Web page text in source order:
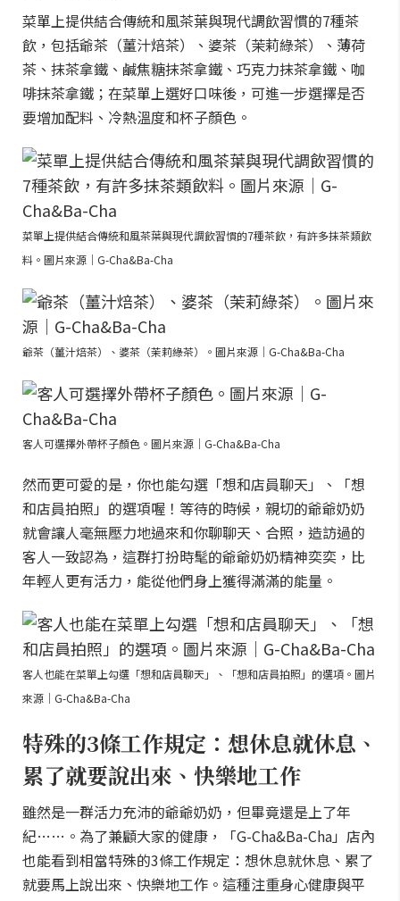
菜單上提供結合傳統和風茶葉與現代調飲習慣的7種茶
飲，包括爺茶（薑汁焙茶）、婆茶（茉莉綠茶）、薄荷
茶、抹茶拿鐵、鹹焦糖抹茶拿鐵、巧克力抹茶拿鐵、咖
啡抹茶拿鐵；在菜單上選好口味後，可進一步選擇是否
要增加配料、冷熱溫度和杯子顏色。
菜單上提供結合傳統和風茶葉與現代調飲習慣的7種茶飲，有許多抹茶類飲
料。圖片來源｜G-Cha&Ba-Cha
爺茶（薑汁焙茶）、婆茶（茉莉綠茶）。圖片來源｜G-Cha&Ba-Cha
客人可選擇外帶杯子顏色。圖片來源｜G-Cha&Ba-Cha
然而更可愛的是，你也能勾選「想和店員聊天」、「想
和店員拍照」的選項喔！等待的時候，親切的爺爺奶奶
就會讓人毫無壓力地過來和你聊聊天、合照，造訪過的
客人一致認為，這群打扮時髦的爺爺奶奶精神奕奕，比
年輕人更有活力，能從他們身上獲得滿滿的能量。
客人也能在菜單上勾選「想和店員聊天」、「想和店員拍照」的選項。圖片
來源｜G-Cha&Ba-Cha
特殊的3條工作規定：想休息就休息、
累了就要說出來、快樂地工作
雖然是一群活力充沛的爺爺奶奶，但畢竟還是上了年
紀……。為了兼顧大家的健康，「G-Cha&Ba-Cha」店內
也能看到相當特殊的3條工作規定：想休息就休息、累了
就要馬上說出來、快樂地工作。這種注重身心健康與平